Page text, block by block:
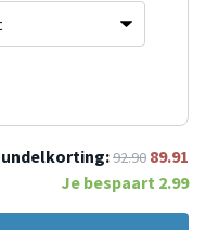
92.90 89.91
Je bespaart 2.99